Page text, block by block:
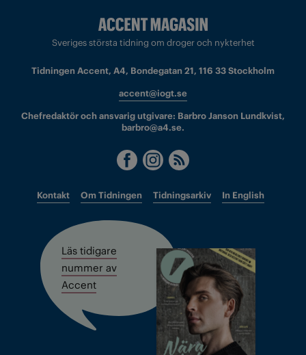
Sveriges största tidning om droger och nykterhet
Tidningen Accent, A4, Bondegatan 21, 116 33 Stockholm
accent@iogt.se
Chefredaktör och ansvarig utgivare: Barbro Janson Lundkvist,
barbro@a4.se.
Kontakt Om Tidningen Tidningsarkiv In English
Läs tidigare
nummer av
Accent